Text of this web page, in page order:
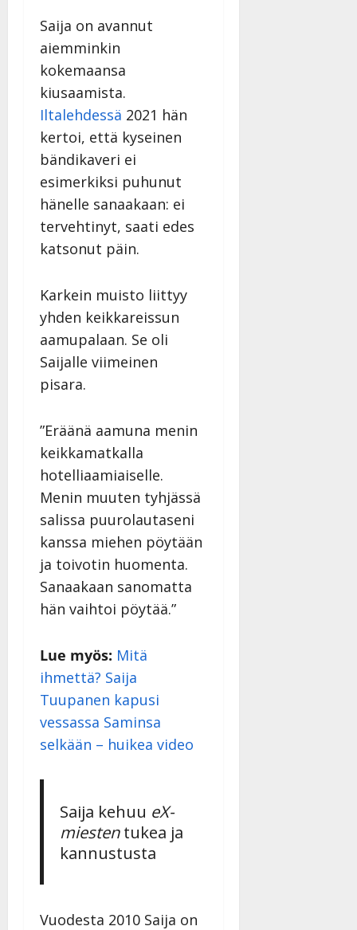
Saija on avannut
aiemminkin
kokemaansa
kiusaamista.
Iltalehdessä 2021 hän
kertoi, että kyseinen
bändikaveri ei
esimerkiksi puhunut
hänelle sanaakaan: ei
tervehtinyt, saati edes
katsonut päin.
Karkein muisto liittyy
yhden keikkareissun
aamupalaan. Se oli
Saijalle viimeinen
pisara.
”Eräänä aamuna menin
keikkamatkalla
hotelliaamiaiselle.
Menin muuten tyhjässä
salissa puurolautaseni
kanssa miehen pöytään
ja toivotin huomenta.
Sanaakaan sanomatta
hän vaihtoi pöytää.”
Lue myös: Mitä
ihmettä? Saija
Tuupanen kapusi
vessassa Saminsa
selkään – huikea video
Saija kehuu eX-
miestentukea ja
kannustusta
Vuodesta 2010 Saija on